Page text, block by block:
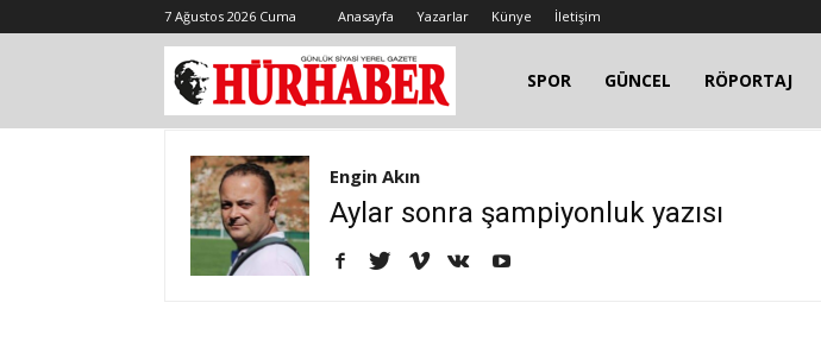
7 Ağustos 2026 Cuma Anasayfa Yazarlar Künye İletişim
SPOR GÜNCEL RÖPORTAJ
Engin Akın
Aylar sonra şampiyonluk yazısı